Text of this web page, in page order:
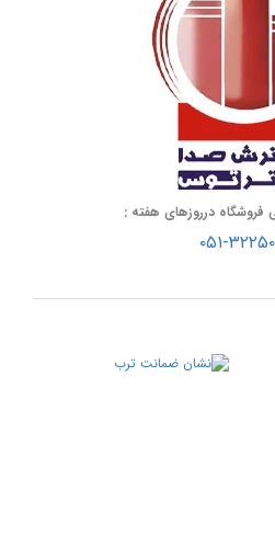
فروشگاه درروزهای هفته :
۳۲۲۵۰۱۱۰